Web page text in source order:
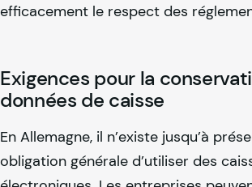
efficacement le respect des
Exigences pour la
données de caisse
En Allemagne, il n’existe jusqu’à
obligation générale d’utiliser des